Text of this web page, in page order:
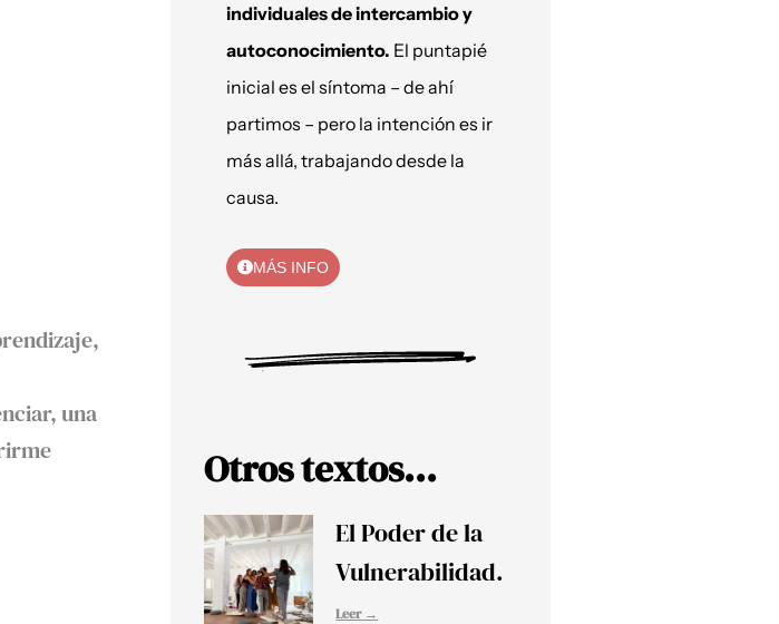
una
individuales de intercambio y
autoconocimiento. El puntapié
inicial es el síntoma – de ahí
partimos – pero la intención es ir
más allá, trabajando desde la
causa.
MÁS INFO
Otros textos...
El Poder de la
Vulnerabilidad.
Leer →